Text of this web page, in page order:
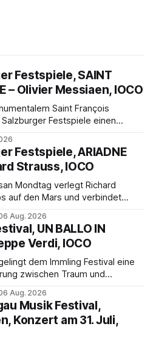
Festspiele, SAINT
– Olivier Messiaen, IOCO
Saint François
Festspiele einen
Maxime Pascal entfaltet
Philippe Sly berührt als
Festspiele, ARIADNE
Strauss, IOCO
Mondtag verlegt Richard
auf den Mars und verbindet
und den Wiener
bleibt der zweite Akt jedoch
Aug. 2026
UN BALLO IN
Verdi, IOCO
dem Immling Festival eine
zwischen Traum und
Bildern, getragen von
und einer musikalisch
Aug. 2026
Musik Festival,
Konzert am 31. Juli,